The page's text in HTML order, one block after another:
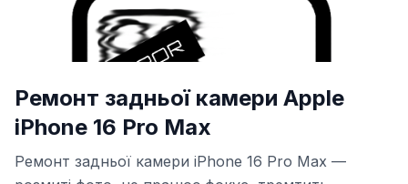
Ремонт задньої камери Apple
iPhone 16 Pro Max
Ремонт задньої камери iPhone 16 Pro Max —